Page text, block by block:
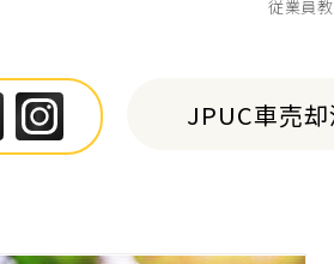
従業員
JPUC車売却